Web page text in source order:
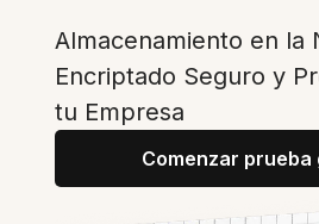
Almacenamiento en la
Encriptado Seguro y
tu Empresa
Comenzar prueba